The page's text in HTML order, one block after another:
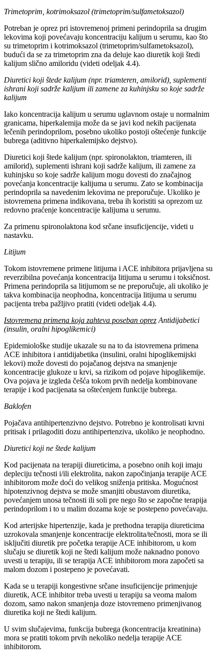
Trimetoprim, kotrimoksazol (trimetoprim/sulfametoksazol)
Potreban je oprez pri istovremenoj primeni perindoprila sa drugim
lekovima koji povećavaju koncentraciju kalijum u serumu, kao što
su trimetoprim i kotrimoksazol (trimetoprim/sulfametoksazol),
budući da se za trimetoprim zna da deluje kao diuretik koji štedi
kalijum slično amiloridu (videti odeljak 4.4).
Diuretici koji štede kalijum (npr. triamteren, amilorid), suplementi
ishrani koji sadrže kalijum ili zamene za kuhinjsku so koje sadrže
kalijum
Iako koncentracija kalijum u serumu uglavnom ostaje u normalnim
granicama, hiperkalemija može da se javi kod nekih pacijenata
lečenih perindoprilom, posebno ukoliko postoji oštećenje funkcije
bubrega (aditivno hiperkalemijsko dejstvo).
Diuretici koji štede kalijum (npr. spironolakton, triamteren, ili
amilorid), suplementi ishrani koji sadrže kalijum, ili zamene za
kuhinjsku so koje sadrže kalijum mogu dovesti do značajnog
povećanja koncentracije kalijuma u serumu. Zato se kombinacija
perindoprila sa navedenim lekovima ne preporučuje. Ukoliko je
istovremena primena indikovana, treba ih koristiti sa oprezom uz
redovno praćenje koncentracije kalijuma u serumu.
Za primenu spironolaktona kod srčane insuficijencije, videti u
nastavku.
Litijum
Tokom istovremene primene litijuma i ACE inhibitora prijavljena su
reverzibilna povećanja koncentracija litijuma u serumu i toksičnost.
Primena perindoprila sa litijumom se ne preporučuje, ali ukoliko je
takva kombinacija neophodna, koncentracija litijuma u serumu
pacijenta treba pažljivo pratiti (videti odeljak 4.4).
Istovremena primena koja zahteva poseban oprez Antidijabetici
(insulin, oralni hipoglikemici)
Epidemiološke studije ukazale su na to da istovremena primena
ACE inhibitora i antidijabetika (insulini, oralni hipoglikemijski
lekovi) može dovesti do pojačanog dejstva na smanjenje
koncentracije glukoze u krvi, sa rizikom od pojave hipoglikemije.
Ova pojava je izgleda češća tokom prvih nedelja kombinovane
terapije i kod pacijenata sa oštećenjem funkcije bubrega.
Baklofen
Pojačava antihipertenzivno dejstvo. Potrebno je kontrolisati krvni
pritisak i prilagoditi dozu antihipertenziva, ukoliko je neophodno.
Diuretici koji ne štede kalijum
Kod pacijenata na terapiji diureticima, a posebno onih koji imaju
depleciju tečnosti i/ili elektrolita, nakon započinjanja terapije ACE
inhibitorom može doći do velikog sniženja pritiska. Mogućnost
hipotenzivnog dejstva se može smanjiti obustavom diuretika,
povećanjem unosa tečnosti ili soli pre nego što se započne terapija
perindoprilom i to u malim dozama koje se postepeno povećavaju.
Kod arterijske hipertenzije, kada je prethodna terapija diureticima
uzrokovala smanjenje koncentracije elektrolita/tečnosti, mora se ili
isključiti diuretik pre početka terapije ACE inhibitorom, u kom
slučaju se diuretik koji ne štedi kalijum može naknadno ponovo
uvesti u terapiju, ili se terapija ACE inhibitorom mora započeti sa
malom dozom i postepeno je povećavati.
Kada se u terapiji kongestivne srčane insuficijencije primenjuje
diuretik, ACE inhibitor treba uvesti u terapiju sa veoma malom
dozom, samo nakon smanjenja doze istovremeno primenjivanog
diuretika koji ne štedi kalijum.
U svim slučajevima, funkcija bubrega (koncentracija kreatinina)
mora se pratiti tokom prvih nekoliko nedelja terapije ACE
inhibitorom.